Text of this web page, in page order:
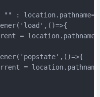
"" :
= location.pathname;
= location.pathname